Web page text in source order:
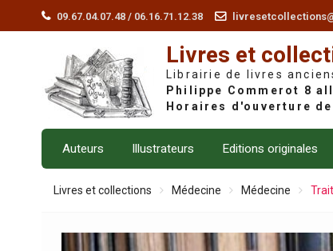
09.67.04.07.48 / 06.16.71.12.38
Livres et
Librairie de livres
Auteurs Illustrateurs Editions originales
Livres et collections Médecine Médecine